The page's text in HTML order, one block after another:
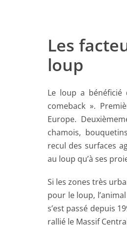
Les
loup
Le loup a bénéficié
comeback ».
Europe.
chamois,
recul des surfaces
au loup qu’à ses
Si les zones très
pour le loup,
s’est passé depuis
rallié le Massif